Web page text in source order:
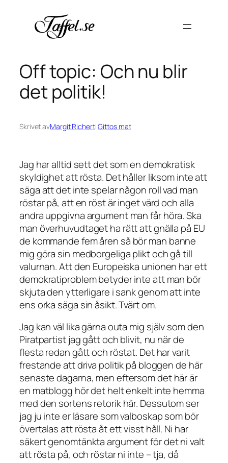
innehåll
Off topic: Och nu blir
det politik!
Skrivet avMargit RichertiGittos mat
Jag har alltid sett det som en demokratisk
skyldighet att rösta. Det håller liksom inte att
säga att det inte spelar någon roll vad man
röstar på, att en röst är inget värd och alla
andra uppgivna argument man får höra. Ska
man överhuvudtaget ha rätt att gnälla på EU
de kommande fem åren så bör man banne
mig göra sin medborgeliga plikt och gå till
valurnan. Att den Europeiska unionen har ett
demokratiproblem betyder inte att man bör
skjuta den ytterligare i sank genom att inte
ens orka säga sin åsikt. Tvärt om.
Jag kan väl lika gärna outa mig själv som den
Piratpartist jag gått och blivit, nu när de
flesta redan gått och röstat. Det har varit
frestande att driva politik på bloggen de här
senaste dagarna, men eftersom det här är
en matblogg hör det helt enkelt inte hemma
med den sortens retorik här. Dessutom ser
jag ju inte er läsare som valboskap som bör
övertalas att rösta åt ett visst håll. Ni har
säkert genomtänkta argument för det ni valt
att rösta på, och röstar ni inte – tja, då